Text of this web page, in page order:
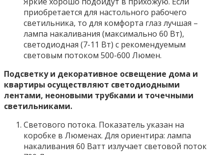
приобретается для настольного рабочего
светильника, то для комфорта глаз лучшая –
лампа накаливания (максимально 60 Вт),
светодиодная (7-11 Вт) с рекомендуемым
световым потоком 500-600 Люмен.
Подсветку и декоративное освещение дома и
квартиры осуществляют светодиодными
лентами, неоновыми трубками и точечными
светильниками.
Светового потока. Показатель указан на
коробке в Люменах. Для ориентира: лампа
накаливания 60 Ватт излучает световой поток